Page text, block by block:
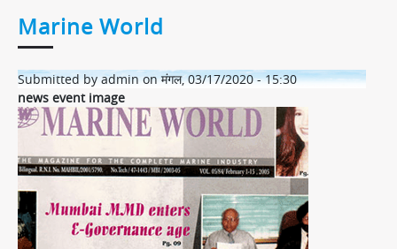
Marine World
Submitted byadminonमंगल, 03/17/2020 - 15:30
news event image